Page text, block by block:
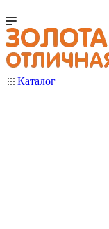
Каталог